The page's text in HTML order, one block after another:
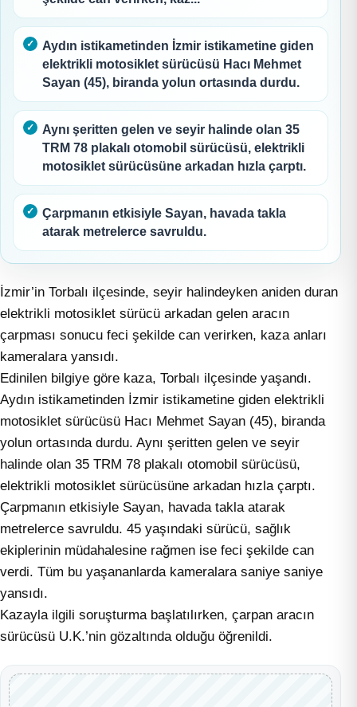
Aydın istikametinden İzmir istikametine giden
elektrikli motosiklet sürücüsü Hacı Mehmet
Sayan (45), biranda yolun ortasında durdu.
Aynı şeritten gelen ve seyir halinde olan 35
TRM 78 plakalı otomobil sürücüsü, elektrikli
motosiklet sürücüsüne arkadan hızla çarptı.
Çarpmanın etkisiyle Sayan, havada takla
atarak metrelerce savruldu.
İzmir’in Torbalı ilçesinde, seyir halindeyken aniden duran
elektrikli motosiklet sürücü arkadan gelen aracın
çarpması sonucu feci şekilde can verirken, kaza anları
kameralara yansıdı.
Edinilen bilgiye göre kaza, Torbalı ilçesinde yaşandı.
Aydın istikametinden İzmir istikametine giden elektrikli
motosiklet sürücüsü Hacı Mehmet Sayan (45), biranda
yolun ortasında durdu. Aynı şeritten gelen ve seyir
halinde olan 35 TRM 78 plakalı otomobil sürücüsü,
elektrikli motosiklet sürücüsüne arkadan hızla çarptı.
Çarpmanın etkisiyle Sayan, havada takla atarak
metrelerce savruldu. 45 yaşındaki sürücü, sağlık
ekiplerinin müdahalesine rağmen ise feci şekilde can
verdi. Tüm bu yaşananlarda kameralara saniye saniye
yansıdı.
Kazayla ilgili soruşturma başlatılırken, çarpan aracın
sürücüsü U.K.’nin gözaltında olduğu öğrenildi.